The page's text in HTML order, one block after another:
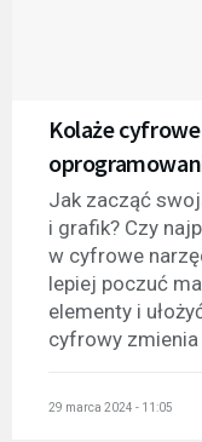
Kolaże
Jak zacząć
i grafik? Czy
w cyfrowe
lepiej poczuć
elementy i
cyfrowy zmienia
29 marca 2024 - 11:05